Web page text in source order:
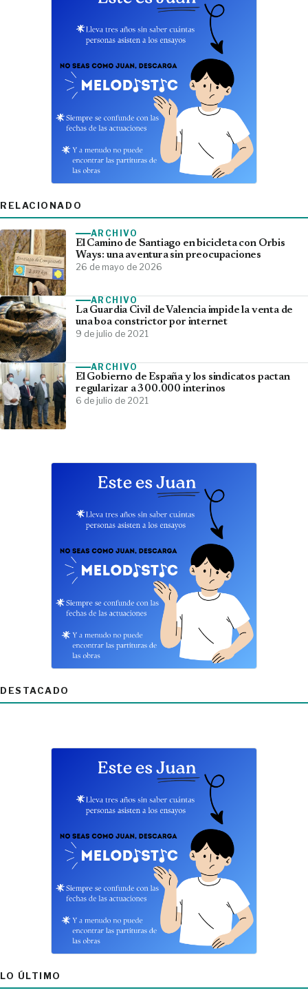
RELACIONADO
ARCHIVO
El Camino de Santiago en bicicleta con Orbis
Ways: una aventura sin preocupaciones
26 de mayo de 2026
ARCHIVO
La Guardia Civil de Valencia impide la venta de
una boa constrictor por internet
9 de julio de 2021
ARCHIVO
El Gobierno de España y los sindicatos pactan
regularizar a 300.000 interinos
6 de julio de 2021
DESTACADO
LO ÚLTIMO